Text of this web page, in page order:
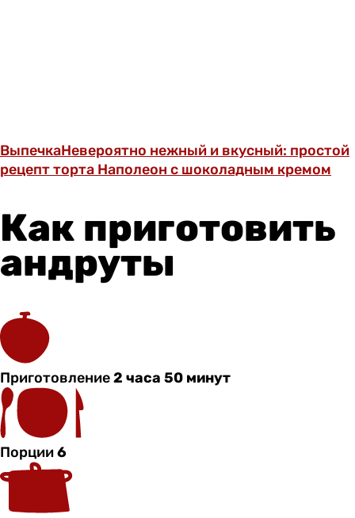
ВыпечкаНевероятно нежный и вкусный: простой
рецепт торта Наполеон с шоколадным кремом
Как приготовить
андруты
Приготовление2 часа 50 минут
Порции6